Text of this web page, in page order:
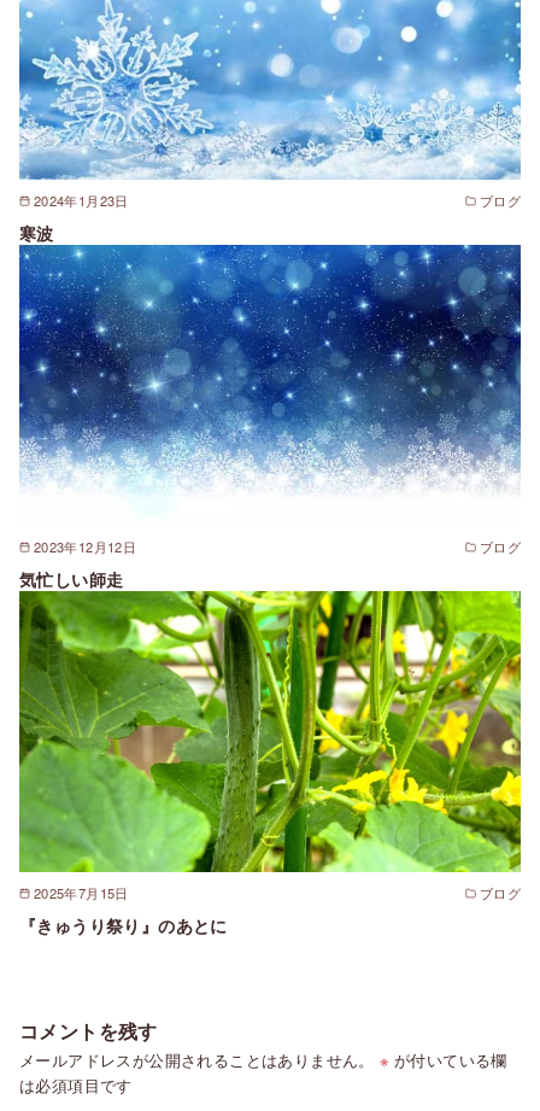
2024年1月23日 ブログ
寒波
2023年12月12日 ブログ
気忙しい師走
2025年7月15日 ブログ
『きゅうり祭り』のあとに
コメントを残す
メールアドレスが公開されることはありません。 ※ が付いている欄
は必須項目です